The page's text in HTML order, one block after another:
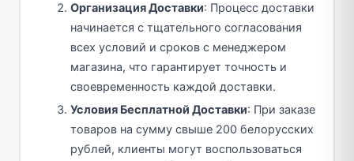
Организация Доставки: Процесс доставки
начинается с тщательного согласования
всех условий и сроков с менеджером
магазина, что гарантирует точность и
своевременность каждой доставки.
Условия Бесплатной Доставки: При заказе
товаров на сумму свыше 200 белорусских
рублей, клиенты могут воспользоваться